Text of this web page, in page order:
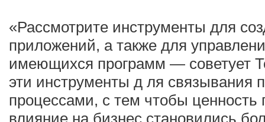
«Рассмотрите инструменты для
приложений, а также для
имеющихся программ — советует
эти инструменты д ля связывания
процессами, с тем чтобы ценность
влияние на бизнес становились